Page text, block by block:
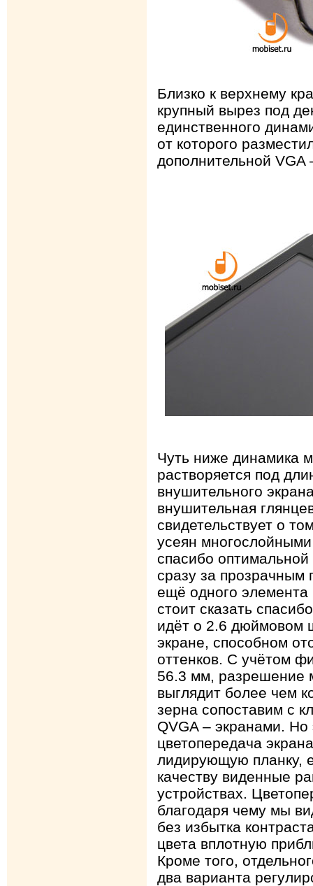
Близко к верхнему
крупный вырез под
единственного
от которого
дополнительной
Чуть ниже динамика
растворяется под
внушительного
внушительная
свидетельствует о
усеян
спасибо
сразу за прозрачным
ещё одного элемента
стоит сказать
идёт о 2.6 дюймовом
экране, способном
оттенков. С учётом
56.3 мм, разрешение
выглядит более чем
зерна сопоставим с
QVGA – экранами.
цветопередача
лидирующую планку,
качеству виденные
устройствах.
благодаря чему мы
без избытка
цвета вплотную
Кроме того,
два варианта